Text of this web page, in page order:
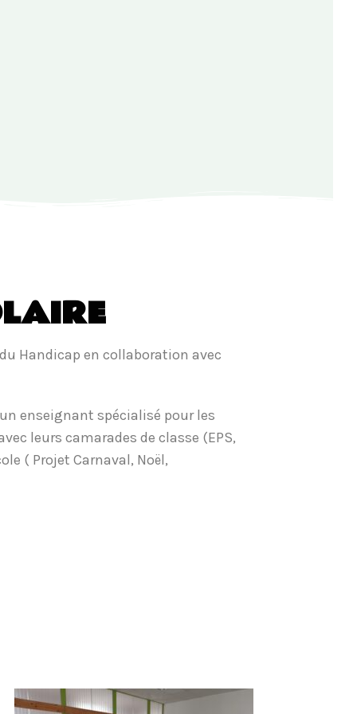
Handicap en collaboration avec
enseignant spécialisé pour les
leurs camarades de classe (EPS,
( Projet Carnaval, Noël,